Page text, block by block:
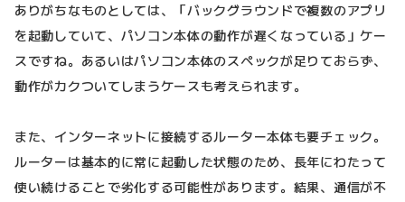
ありがちなものとしては、「バックグラウンドで複数のアプリ
を起動していて、パソコン本体の動作が遅くなっている」ケー
スですね。あるいはパソコン本体のスペックが足りておらず、
動作がカクついてしまうケースも考えられます。
また、インターネットに接続するルーター本体も要チェック。
ルーターは基本的に常に起動した状態のため、長年にわたって
使い続けることで劣化する可能性があります。結果、通信が不